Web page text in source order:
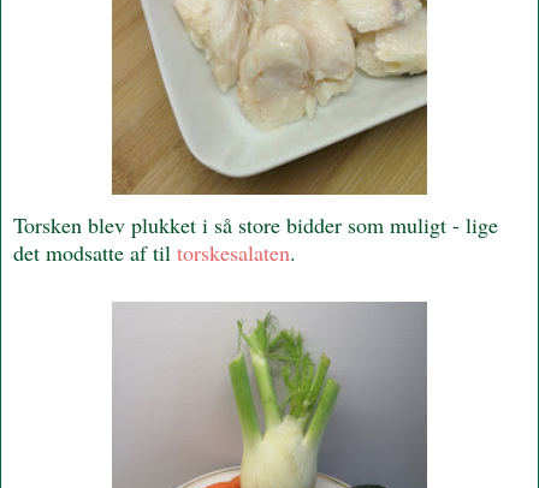
Torsken blev plukket i så store bidder som muligt - lige
det modsatte af til torskesalaten.